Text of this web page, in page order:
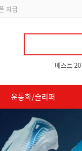
지급
베스트 20
운동화/슬리퍼